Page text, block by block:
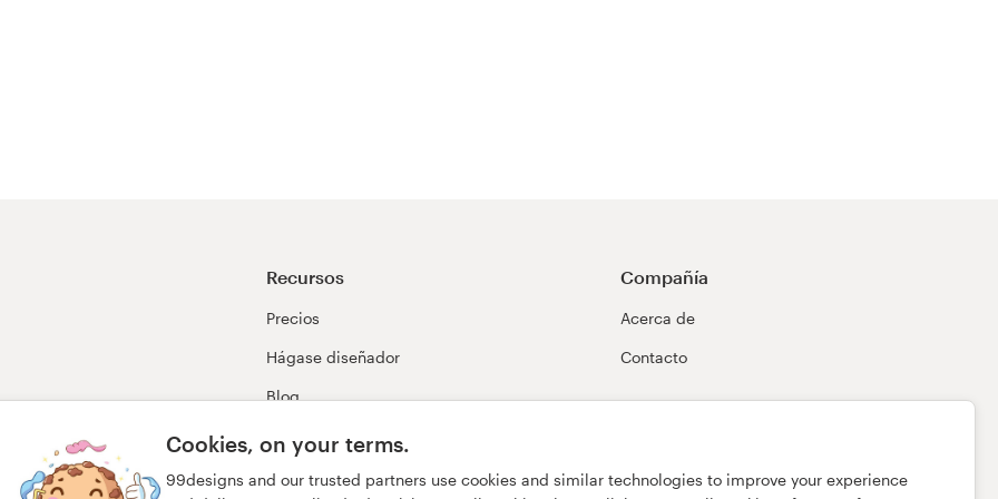
Cookies, on your terms.
99designs and our trusted partners use cookies and similar technologies to improve your experience
Recursos
Precios
Hágase diseñador
Blog
Compañía
Acerca de
Contacto